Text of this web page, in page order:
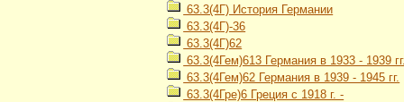
63.3(4Г) История Германии
63.3(4Г)-36
63.3(4Г)62
63.3(4Гем)613 Германия в 1933 - 1939
63.3(4Гем)62 Германия в 1939 - 1945 гг.
63.3(4Гре)6 Греция с 1918 г. -